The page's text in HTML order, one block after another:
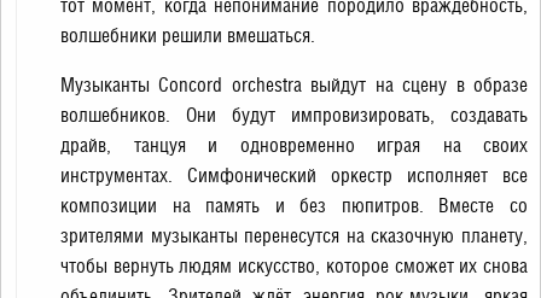
тот момент, когда непонимание породило враждебность,
волшебники решили вмешаться.
Музыканты Concord orchestra выйдут на сцену в образе
волшебников. Они будут импровизировать, создавать
драйв, танцуя и одновременно играя на своих
инструментах. Симфонический оркестр исполняет все
композиции на память и без пюпитров. Вместе со
зрителями музыканты перенесутся на сказочную планету,
чтобы вернуть людям искусство, которое сможет их снова